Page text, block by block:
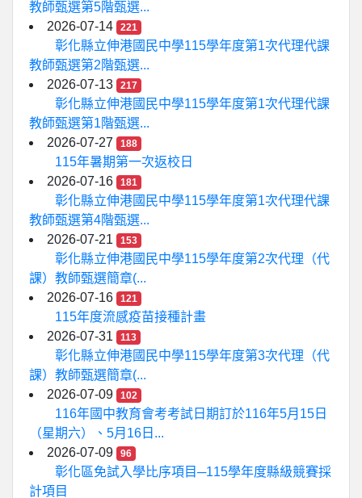
教師甄選第5階甄選...
2026-07-14
221
彰化縣立伸港國民中學115學年度第1次代理代課
教師甄選第2階甄選...
2026-07-13
217
彰化縣立伸港國民中學115學年度第1次代理代課
教師甄選第1階甄選...
2026-07-27
188
115年暑期第一次返校日
2026-07-16
181
彰化縣立伸港國民中學115學年度第1次代理代課
教師甄選第4階甄選...
2026-07-21
153
彰化縣立伸港國民中學115學年度第2次代理（代
課）教師甄選簡章(...
2026-07-16
121
115年度流感疫苗接種計畫
2026-07-31
113
彰化縣立伸港國民中學115學年度第3次代理（代
課）教師甄選簡章(...
2026-07-09
102
116年國中教育會考考試日期訂於116年5月15日
（星期六）、5月16日...
2026-07-09
96
彰化區免試入學比序項目─115學年度縣級競賽採
計項目